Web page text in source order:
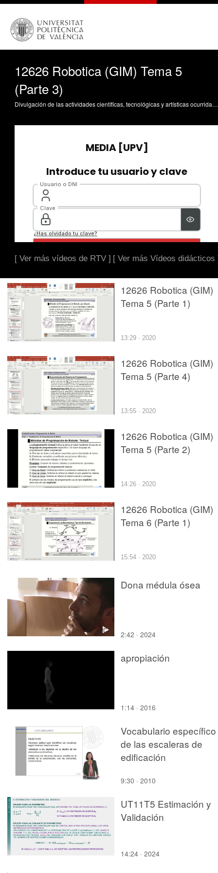
12626 Robotica (GIM) Tema 5
(Parte 3)
Divulgación de las actividades científicas, tecnológicas y artísticas ocurridas en los tres campus de la UPV
[ Ver más vídeos de RTV ] [ Ver más Vídeos didácticos
12626 Robotica (GIM)
Tema 5 (Parte 1)
13:29 · 2020
12626 Robotica (GIM)
Tema 5 (Parte 4)
13:55 · 2020
12626 Robotica (GIM)
Tema 5 (Parte 2)
14:26 · 2020
12626 Robotica (GIM)
Tema 6 (Parte 1)
15:54 · 2020
Dona médula ósea
2:42 · 2024
apropiación
1:14 · 2016
Vocabulario específico
de las escaleras de
edificación
9:30 · 2010
UT11T5 Estimación y
Validación
14:24 · 2024